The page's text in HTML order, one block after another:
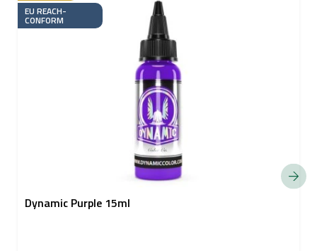
EU REACH-
CONFORM
Dynamic Purple 15ml